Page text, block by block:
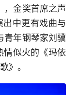
，金奖首席之声
中更有戏曲与
年钢琴家刘骥
似火的《玛依
》。